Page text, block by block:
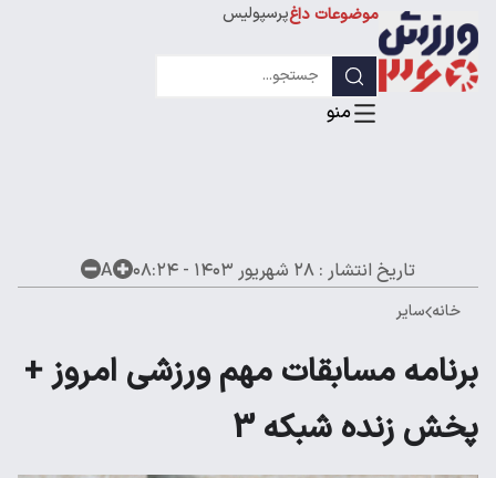
موضوعات داغپرسپولیس
لیگ قهرمانان
تاریخ انتشار : ۲۸ شهریور ۱۴۰۳ - ۰۸:۲۴ A
خانه سایر
برنامه مسابقات مهم ورزشی امروز +
پخش زنده شبکه 3